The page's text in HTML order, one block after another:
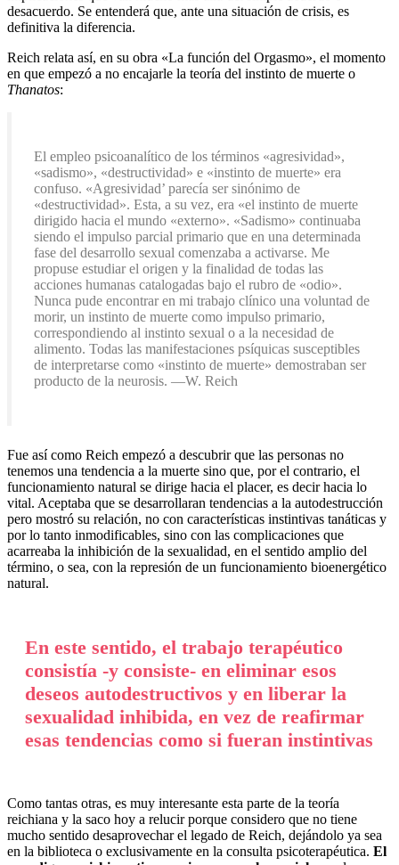
desacuerdo. Se entenderá que, ante una situación de crisis, es
definitiva la diferencia.
Reich relata así, en su obra «La función del Orgasmo», el momento
en que empezó a no encajarle la teoría del instinto de muerte o
Thanatos:
El empleo psicoanalítico de los términos «agresividad»,
«sadismo», «destructividad» e «instinto de muerte» era
confuso. «Agresividad’ parecía ser sinónimo de
«destructividad». Esta, a su vez, era «el instinto de muerte
dirigido hacia el mundo «externo». «Sadismo» continuaba
siendo el impulso parcial primario que en una determinada
fase del desarrollo sexual comenzaba a activarse. Me
propuse estudiar el origen y la finalidad de todas las
acciones humanas catalogadas bajo el rubro de «odio».
Nunca pude encontrar en mi trabajo clínico una voluntad de
morir, un instinto de muerte como impulso primario,
correspondiendo al instinto sexual o a la necesidad de
alimento. Todas las manifestaciones psíquicas susceptibles
de interpretarse como «instinto de muerte» demostraban ser
producto de la neurosis. —W. Reich
Fue así como Reich empezó a descubrir que las personas no
tenemos una tendencia a la muerte sino que, por el contrario, el
funcionamiento natural se dirige hacia el placer, es decir hacia lo
vital. Aceptaba que se desarrollaran tendencias a la autodestrucción
pero mostró su relación, no con características instintivas tanáticas y
por lo tanto inmodificables, sino con las complicaciones que
acarreaba la inhibición de la sexualidad, en el sentido amplio del
término, o sea, con la represión de un funcionamiento bioenergético
natural.
En este sentido, el trabajo terapéutico
consistía -y consiste- en eliminar esos
deseos autodestructivos y en liberar la
sexualidad inhibida, en vez de reafirmar
esas tendencias como si fueran instintivas
Como tantas otras, es muy interesante esta parte de la teoría
reichiana y la saco hoy a relucir porque considero que no tiene
mucho sentido desaprovechar el legado de Reich, dejándolo ya sea
en la biblioteca o exclusivamente en la consulta psicoterapéutica. El